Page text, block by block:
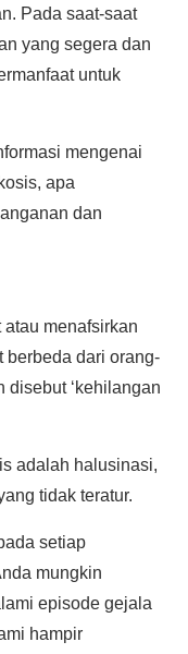
Pada saat-saat
yang segera dan
untuk
mengenai
apa
dan
menafsirkan
berbeda dari orang-
disebut ‘kehilangan
adalah halusinasi,
tidak teratur.
setiap
mungkin
episode gejala
hampir